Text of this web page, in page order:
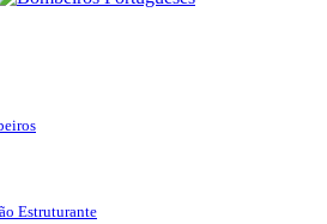
Estruturante